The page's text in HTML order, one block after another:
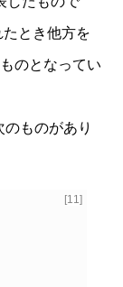
とき他方を
のとなってい
のものがあり
[11]